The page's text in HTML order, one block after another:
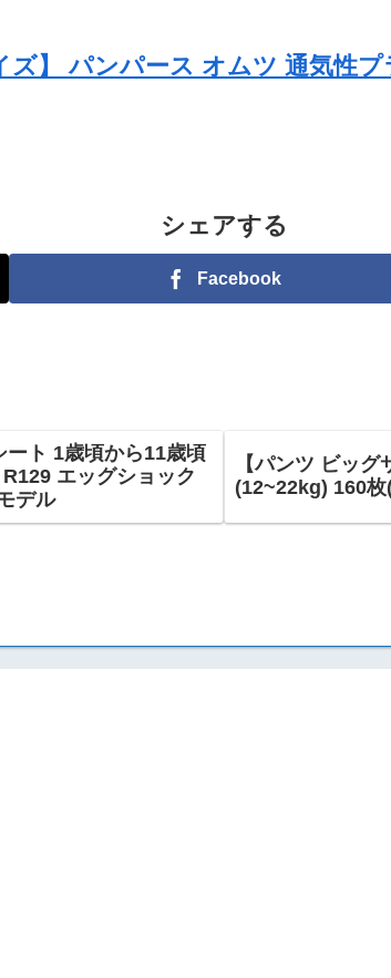
ズ】 パンパース オムツ 通気性
シェアする
Facebook
ト 1歳頃から11歳頃
エッグショック
デル
【パンツ ビッ
(12~22kg) 160